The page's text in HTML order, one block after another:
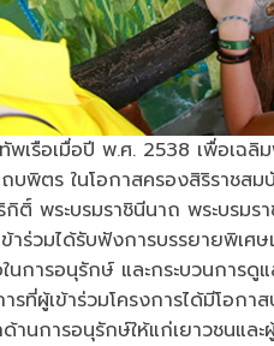
รือเมื่อปี พ.ศ. 2538 เพื่อเฉลิม
พิตร ในโอกาสครองสิริราชส
ติ์ พระบรมราชินีนาถ พระบรม
ข้าร่วมได้รับฟังการบรรยายพิเ
นการอนุรักษ์ และกระบวนกา
ที่ผู้เข้าร่วมโครงการได้มีโอกา
นการอนุรักษ์ให้แก่เยาวชนและ